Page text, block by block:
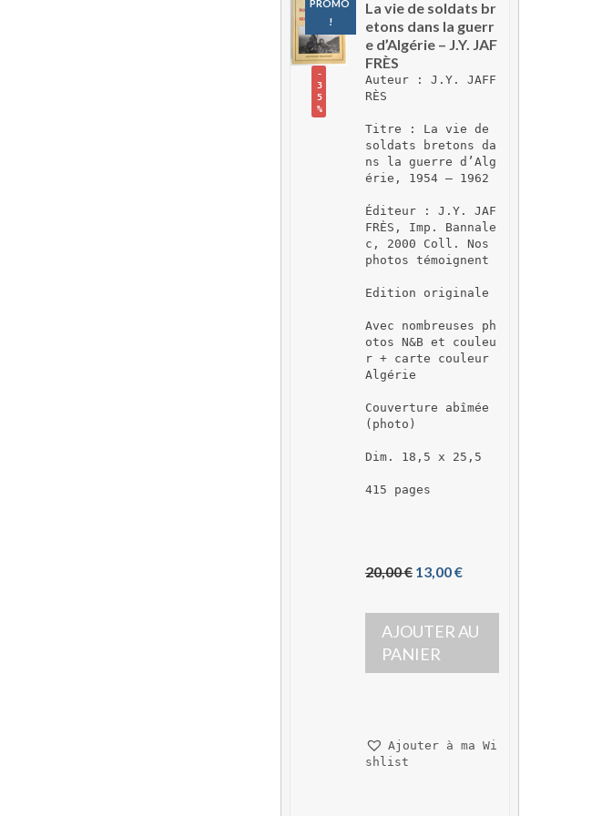
PROMO
!
-
3
5
%
La vie de soldats br
etons dans la guerr
e d’Algérie – J.Y. JAF
FRÈS
Auteur : J.Y. JAFF
RÈS
Titre : La vie de
soldats bretons da
ns la guerre d’Alg
érie, 1954 – 1962
Éditeur : J.Y. JAF
FRÈS, Imp. Bannale
c, 2000 Coll. Nos
photos témoignent
Edition originale
Avec nombreuses ph
otos N&B et couleu
r + carte couleur
Algérie
Couverture abîmée
(photo)
Dim. 18,5 x 25,5
415 pages
20,00 € L
p
r
i
x
t
13,00 €L
p
r
x
u
AJOUTER AU
PANIER
Ajouter à ma Wi
shlist